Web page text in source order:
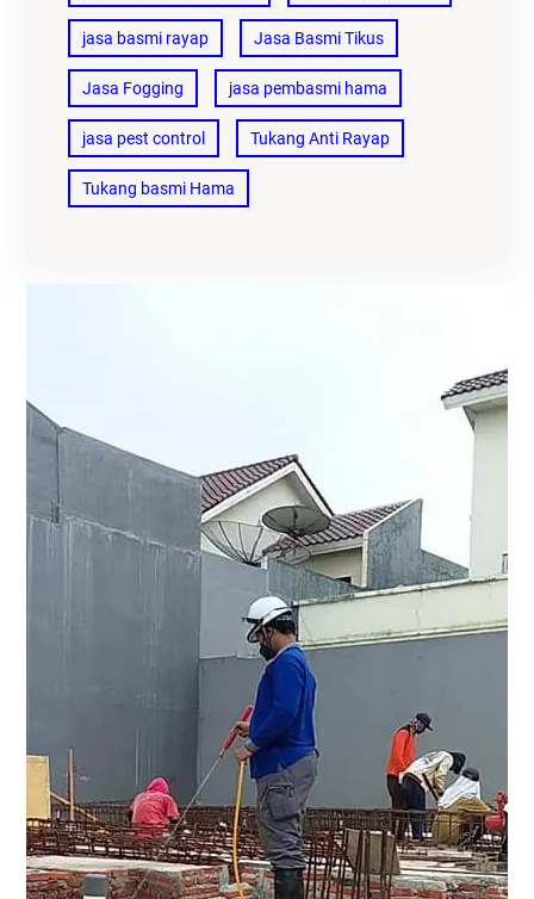
jasa basmi rayap Jasa Basmi Tikus
Jasa Fogging jasa pembasmi hama
jasa pest control Tukang Anti Rayap
Tukang basmi Hama